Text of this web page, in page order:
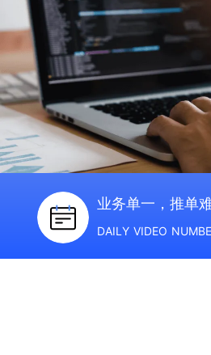
核和强排，通过大数据算法，
企业匹配性价比最高的消化商
业务单一，推单
DAILY VIDEO